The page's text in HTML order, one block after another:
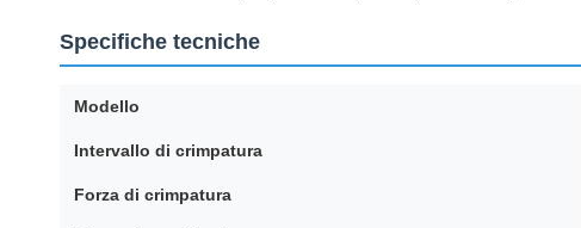
Specifiche tecniche
Modello
Intervallo di crimpatura
Forza di crimpatura